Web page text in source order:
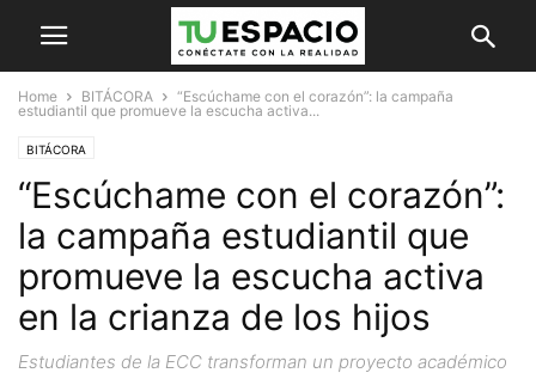
Home BITÁCORA
“Escúchame con el corazón”: la campaña
estudiantil que promueve la escucha activa...
BITÁCORA
“Escúchame con el corazón”:
la campaña estudiantil que
promueve la escucha activa
en la crianza de los hijos
Estudiantes de la ECC transforman un proyecto académico